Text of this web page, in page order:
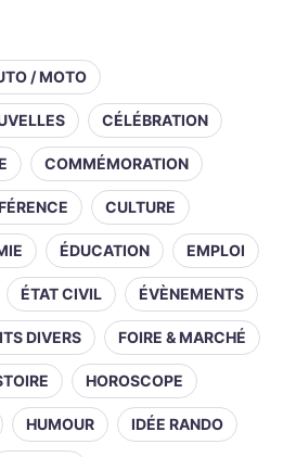
/ MOTO
CÉLÉBRATION
COMMÉMORATION
CULTURE
ÉDUCATION EMPLOI
ÉTAT CIVIL ÉVÈNEMENTS
DIVERS FOIRE & MARCHÉ
HOROSCOPE
HUMOUR IDÉE RANDO